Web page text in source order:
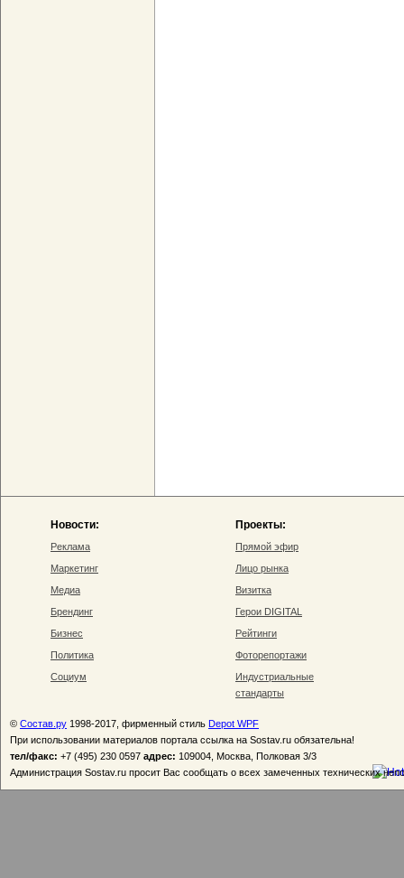
Новости:
Реклама
Маркетинг
Медиа
Брендинг
Бизнес
Политика
Социум
Проекты:
Прямой эфир
Лицо рынка
Визитка
Герои DIGITAL
Рейтинги
Фоторепортажи
Индустриальные
стандарты
© Состав.ру 1998-2017, фирменный стиль Depot WPF
При использовании материалов портала ссылка на Sostav.ru обязательна!
тел/факс: +7 (495) 230 0597 адрес: 109004, Москва, Полковая 3/3
Администрация Sostav.ru просит Вас сообщать о всех замеченных технических